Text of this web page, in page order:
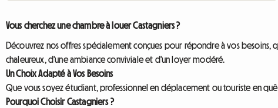
Vous cherchez une chambre à louer Castagniers ?
Découvrez nos offres spécialement conçues pour répondre à vos
chaleureux, d'une ambiance conviviale et d'un loyer modéré.
Un Choix Adapté à Vos Besoins
Que vous soyez étudiant, professionnel en déplacement ou touriste en
Pourquoi Choisir Castagniers ?